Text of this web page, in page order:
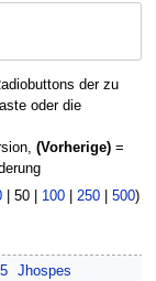
der zu
oder die
(Vorherige)=
| 50| 100| 250| 500)
Jhospes